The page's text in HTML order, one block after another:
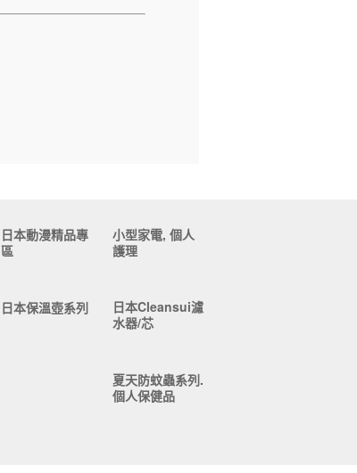
日本動漫精品專
區
小型家電, 個人
護理
日本保溫壺系列
日本Cleansui濾
水器/芯
夏天防蚊蟲系列.
個人保健品